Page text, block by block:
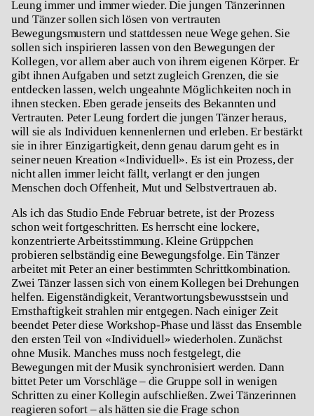
Leung immer und immer wieder. Die jungen Tänzerinnen
und Tänzer sollen sich lösen von vertrauten
Bewegungsmustern und stattdessen neue Wege gehen. Sie
sollen sich inspirieren lassen von den Bewegungen der
Kollegen, vor allem aber auch von ihrem eigenen Körper. Er
gibt ihnen Aufgaben und setzt zugleich Grenzen, die sie
entdecken lassen, welch ungeahnte Möglichkeiten noch in
ihnen stecken. Eben gerade jenseits des Bekannten und
Vertrauten. Peter Leung fordert die jungen Tänzer heraus,
will sie als Individuen kennenlernen und erleben. Er bestärkt
sie in ihrer Einzigartigkeit, denn genau darum geht es in
seiner neuen Kreation «Individuell». Es ist ein Prozess, der
nicht allen immer leicht fällt, verlangt er den jungen
Menschen doch Offenheit, Mut und Selbstvertrauen ab.
Als ich das Studio Ende Februar betrete, ist der Prozess
schon weit fortgeschritten. Es herrscht eine lockere,
konzentrierte Arbeitsstimmung. Kleine Grüppchen
probieren selbständig eine Bewegungsfolge. Ein Tänzer
arbeitet mit Peter an einer bestimmten Schrittkombination.
Zwei Tänzer lassen sich von einem Kollegen bei Drehungen
helfen. Eigenständigkeit, Verantwortungsbewusstsein und
Ernsthaftigkeit strahlen mir entgegen. Nach einiger Zeit
beendet Peter diese Workshop-Phase und lässt das Ensemble
den ersten Teil von «Individuell» wiederholen. Zunächst
ohne Musik. Manches muss noch festgelegt, die
Bewegungen mit der Musik synchronisiert werden. Dann
bittet Peter um Vorschläge – die Gruppe soll in wenigen
Schritten zu einer Kollegin aufschließen. Zwei Tänzerinnen
reagieren sofort – als hätten sie die Frage schon